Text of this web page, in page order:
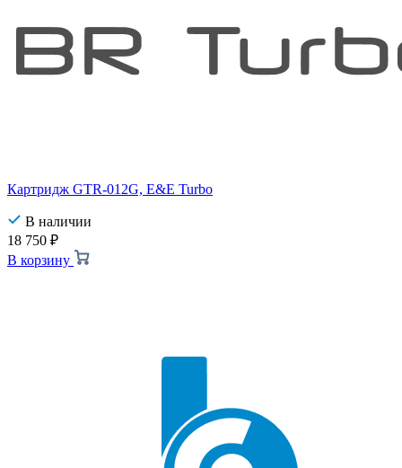
Картридж GTR-012G, E&E Turbo
В наличии
18 750 ₽
В корзину